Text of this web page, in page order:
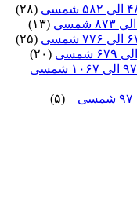
(۲۸)
(۱۳)
(۲۵)
(۲۰)
(۵)